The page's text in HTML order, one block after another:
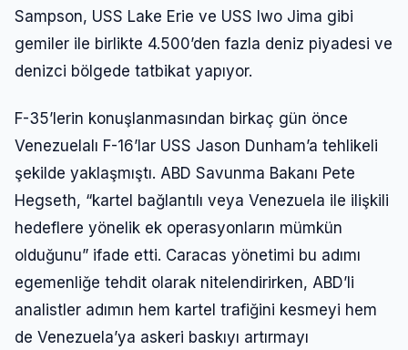
Sampson, USS Lake Erie ve USS Iwo Jima gibi
gemiler ile birlikte 4.500’den fazla deniz piyadesi ve
denizci bölgede tatbikat yapıyor.
F-35’lerin konuşlanmasından birkaç gün önce
Venezuelalı F-16’lar USS Jason Dunham’a tehlikeli
şekilde yaklaşmıştı. ABD Savunma Bakanı Pete
Hegseth, “kartel bağlantılı veya Venezuela ile ilişkili
hedeflere yönelik ek operasyonların mümkün
olduğunu” ifade etti. Caracas yönetimi bu adımı
egemenliğe tehdit olarak nitelendirirken, ABD’li
analistler adımın hem kartel trafiğini kesmeyi hem
de Venezuela’ya askeri baskıyı artırmayı